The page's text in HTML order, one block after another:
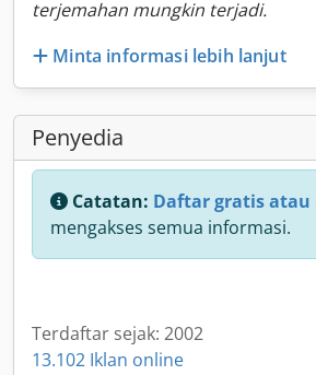
terjemahan mungkin terjadi.
Minta informasi lebih lanjut
Penyedia
Catatan: Daftar gratis atau
mengakses semua informasi.
Terdaftar sejak: 2002
13.102 Iklan online